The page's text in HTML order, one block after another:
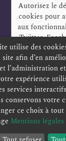
Autorisez le
cookies pour
aux
Twitter,
LinkedIn
Oui
CONFIDENTIALITÉ
utilise des
afin d’en
l’administration
expérience
services
conservons votre
ce choix à
Mentions légales